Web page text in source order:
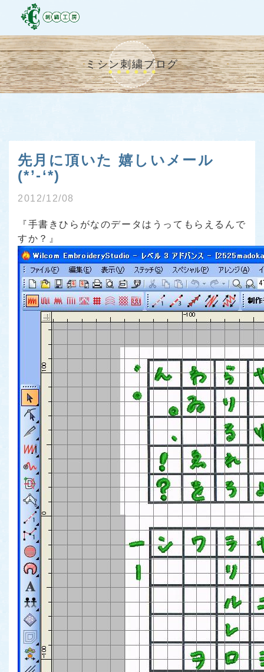
ミシン刺繍ブログ
先月に頂いた 嬉しいメール
(*’-‘*)
2012/12/08
『手書きひらがなのデータはうってもらえるんで
すか？』